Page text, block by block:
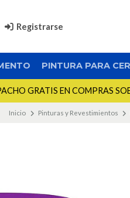
Registrarse
PINTURA PARA
GRATIS EN COMPRAS
Inicio Pinturas y Revestimientos